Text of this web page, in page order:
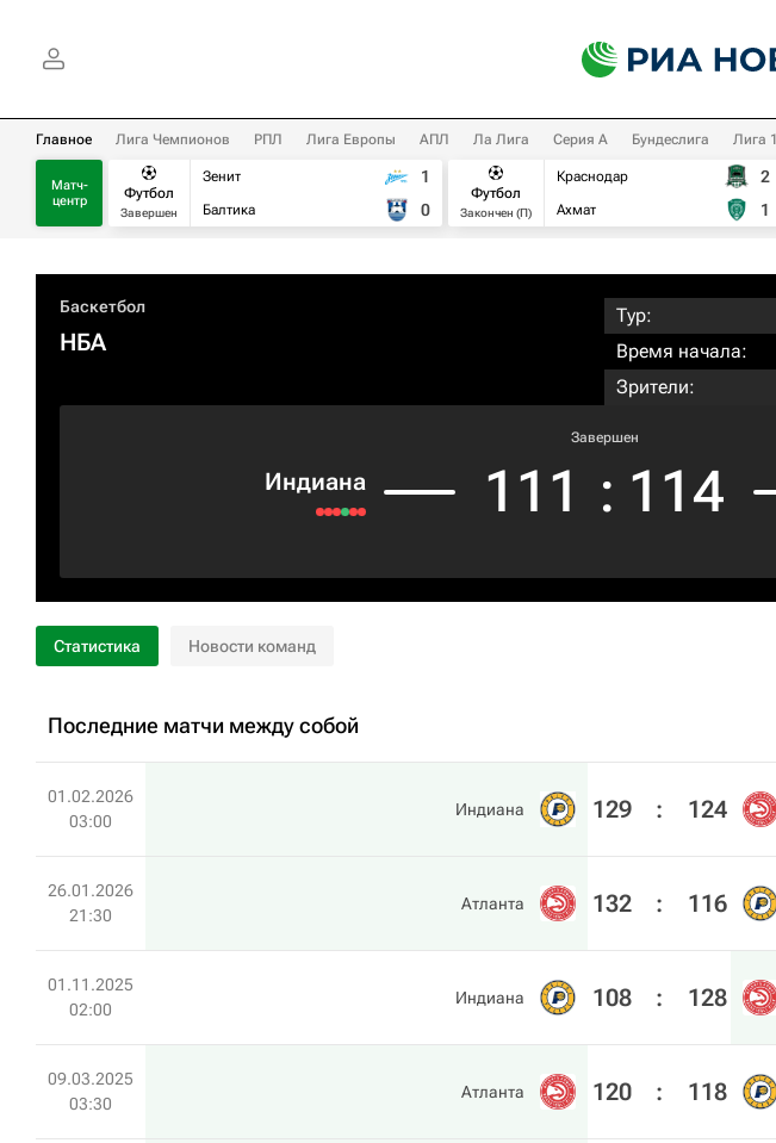
Главное Лига Чемпионов РПЛ Лига Европы АПЛ Ла Лига Серия А Бундеслига Лига 1
Матч-
центр
Футбол
Завершен
Зенит
Балтика
1
0
Футбол
Закончен (П)
Краснодар
Ахмат
2
1
Баскетбол
НБА
Тур:
Время начала:
Зрители:
Индиана
Завершен
111 : 114
Статистика Новости команд
Последние матчи между собой
01.02.2026
03:00
Индиана 129 : 124
26.01.2026
21:30
Атланта 132 : 116
01.11.2025
02:00
Индиана 108 : 128
09.03.2025
03:30
Атланта 120 : 118